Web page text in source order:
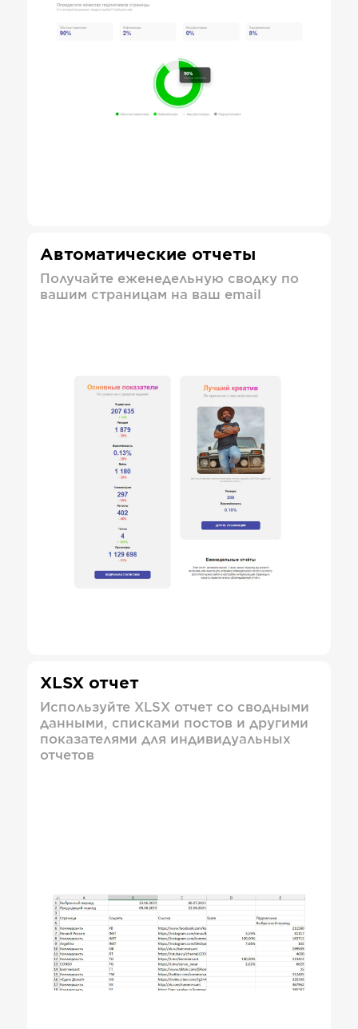
Автоматические отчеты
Получайте еженедельную сводку по
вашим страницам на ваш email
XLSX отчет
Используйте XLSX отчет со сводными
данными, списками постов и другими
показателями для индивидуальных
отчетов